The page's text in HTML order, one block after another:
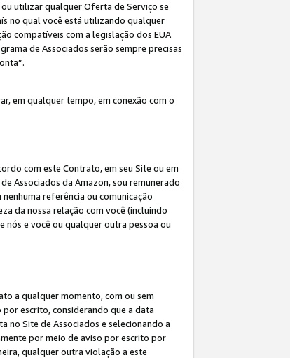
utilizar qualquer Oferta de Serviço se
no qual você está utilizando qualquer
compatíveis com a legislação dos EUA
de Associados serão sempre precisas
em qualquer tempo, em conexão com o
com este Contrato, em seu Site ou em
Associados da Amazon, sou remunerado
referência ou comunicação
da nossa relação com você (incluindo
nós e você ou qualquer outra pessoa ou
a qualquer momento, com ou sem
escrito, considerando que a data
no Site de Associados e selecionando a
por meio de aviso por escrito por
qualquer outra violação a este